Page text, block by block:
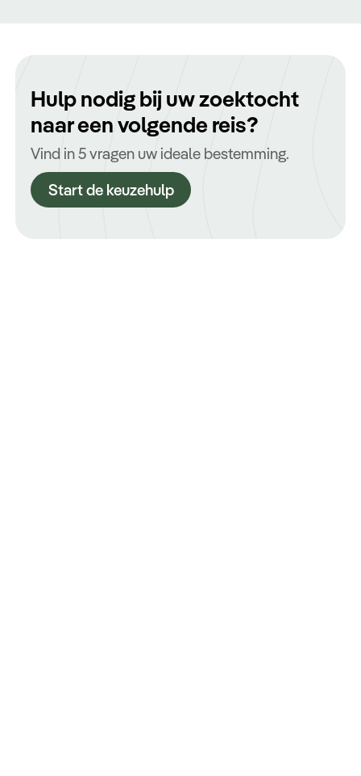
Hulp nodig bij uw zoektocht
naar een volgende reis?
Vind in 5 vragen uw ideale bestemming.
Start de keuzehulp